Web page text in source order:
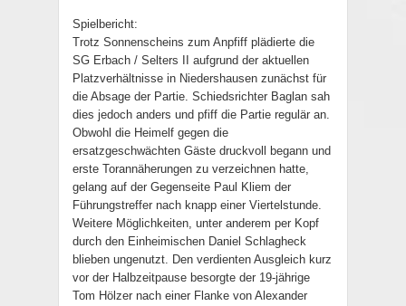
Spielbericht:
Trotz Sonnenscheins zum Anpfiff plädierte die
SG Erbach / Selters II aufgrund der aktuellen
Platzverhältnisse in Niedershausen zunächst für
die Absage der Partie. Schiedsrichter Baglan sah
dies jedoch anders und pfiff die Partie regulär an.
Obwohl die Heimelf gegen die
ersatzgeschwächten Gäste druckvoll begann und
erste Torannäherungen zu verzeichnen hatte,
gelang auf der Gegenseite Paul Kliem der
Führungstreffer nach knapp einer Viertelstunde.
Weitere Möglichkeiten, unter anderem per Kopf
durch den Einheimischen Daniel Schlagheck
blieben ungenutzt. Den verdienten Ausgleich kurz
vor der Halbzeitpause besorgte der 19-jährige
Tom Hölzer nach einer Flanke von Alexander